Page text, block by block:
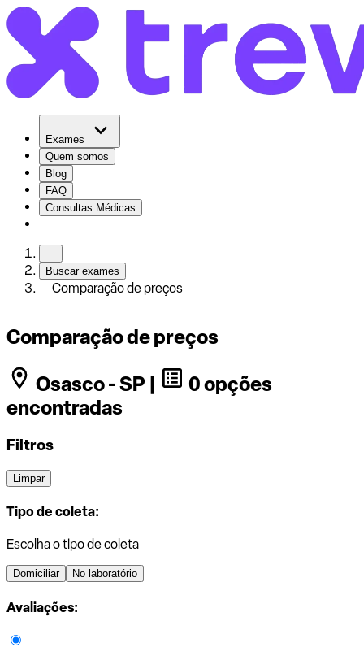
Exames
Quem somos
Blog
FAQ
Consultas Médicas
Buscar exames
Comparação de preços
Comparação de preços
Osasco - SP |
0 opções
encontradas
Filtros
Limpar
Tipo de coleta:
Escolha o tipo de coleta
Domiciliar No laboratório
Avaliações: